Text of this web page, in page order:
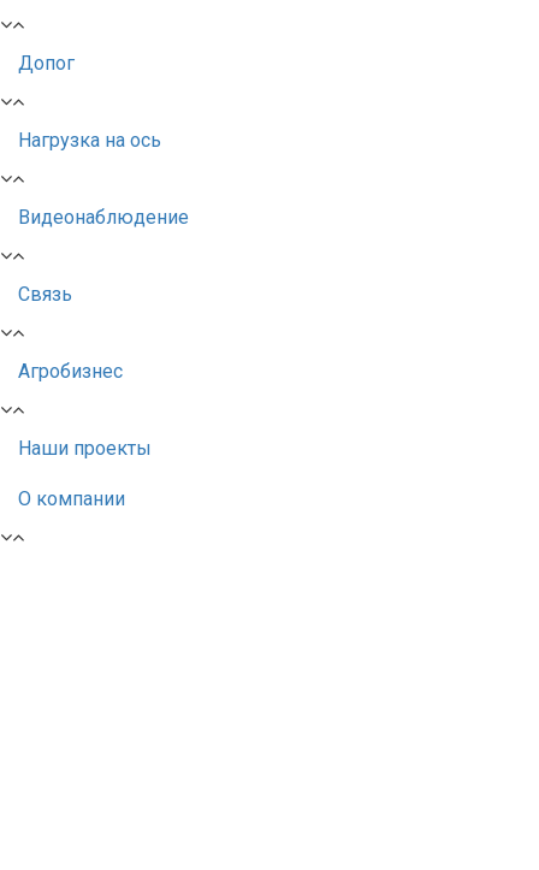
Допог
Нагрузка на ось
Видеонаблюдение
Связь
Агробизнес
Наши проекты
О компании